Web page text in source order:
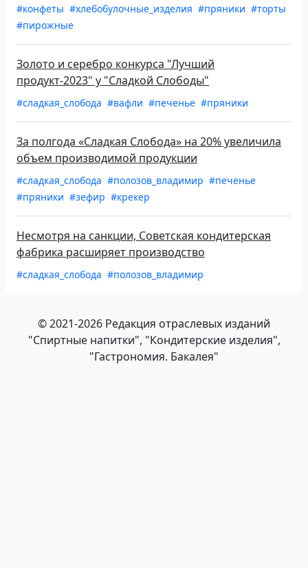
#конфеты #хлебобулочные_изделия #пряники #торты
#пирожные
Золото и серебро конкурса "Лучший
продукт-2023" у "Сладкой Слободы"
#сладкая_слобода #вафли #печенье #пряники
За полгода «Сладкая Слобода» на 20% увеличила
объем производимой продукции
#сладкая_слобода #полозов_владимир #печенье
#пряники #зефир #крекер
Несмотря на санкции, Советская кондитерская
фабрика расширяет производство
#сладкая_слобода #полозов_владимир
© 2021-2026 Редакция отраслевых изданий
"Спиртные напитки", "Кондитерские изделия",
"Гастрономия. Бакалея"